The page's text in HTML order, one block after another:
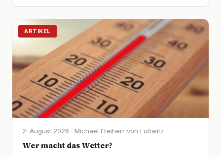
ARTIKEL
2. August 2026 · Michael Freiherr von Lüttwitz
Wer macht das Wetter?